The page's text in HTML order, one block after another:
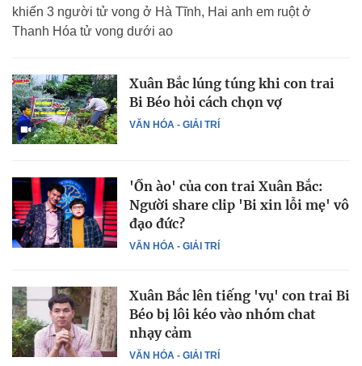
khiến 3 người tử vong ở Hà Tĩnh, Hai anh em ruột ở
Thanh Hóa tử vong dưới ao
VĂN HÓA - GIẢI TRÍ
Xuân Bắc lúng túng khi con trai
Bi Béo hỏi cách chọn vợ
VĂN HÓA - GIẢI TRÍ
'Ồn ào' của con trai Xuân Bắc:
Người share clip 'Bi xin lỗi mẹ' vô
đạo đức?
VĂN HÓA - GIẢI TRÍ
Xuân Bắc lên tiếng 'vụ' con trai Bi
Béo bị lôi kéo vào nhóm chat
nhạy cảm